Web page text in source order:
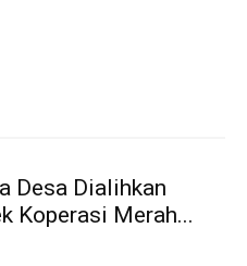
Desa Dialihkan
Koperasi Merah...